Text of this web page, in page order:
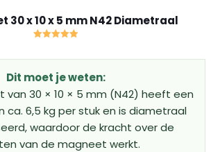
30 x 10 x 5 mm N42 Diametraal
uit 5
Dit moet je weten:
van 30 × 10 × 5 mm (N42) heeft een
ca. 6,5 kg per stuk en is diametraal
waardoor de kracht over de
van de magneet werkt.